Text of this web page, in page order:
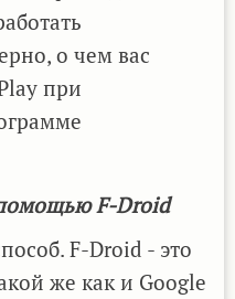
о чем вас
при
F-Droid
F-Droid - это
же как и Google